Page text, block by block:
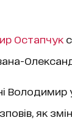
Остапчук
у
як